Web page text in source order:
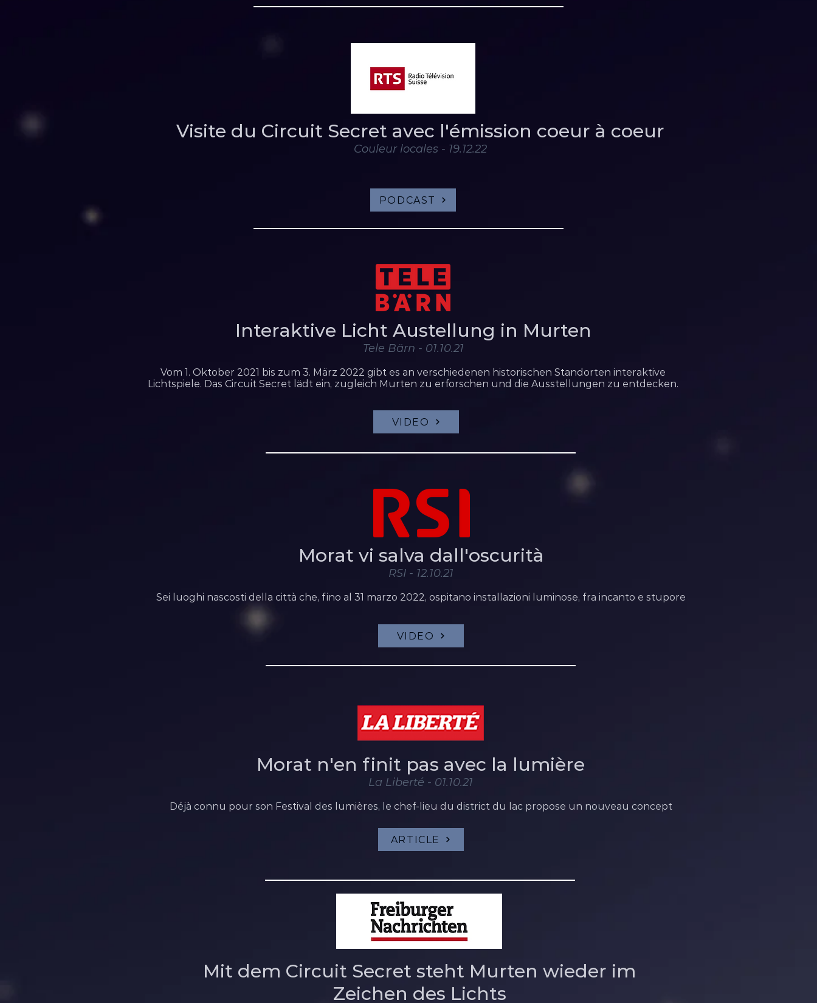
Visite du Circuit Secret avec l'émission coeur à coeur
Couleur locales - 19.12.22
PODCAST
Interaktive Licht Austellung in Murten
Tele Bärn - 01.10.21
Vom 1. Oktober 2021 bis zum 3. März 2022 gibt es an verschiedenen historischen Standorten interaktive
Lichtspiele. Das Circuit Secret lädt ein, zugleich Murten zu erforschen und die Ausstellungen zu entdecken.
VIDEO
Morat vi salva dall'oscurità
RSI - 12.10.21
Sei luoghi nascosti della città che, fino al 31 marzo 2022, ospitano installazioni luminose, fra incanto e stupore
VIDEO
Morat n'en finit pas avec la lumière
La Liberté - 01.10.21
Déjà connu pour son Festival des lumières, le chef-lieu du district du lac propose un nouveau concept
ARTICLE
Mit dem Circuit Secret steht Murten wieder im
Zeichen des Lichts